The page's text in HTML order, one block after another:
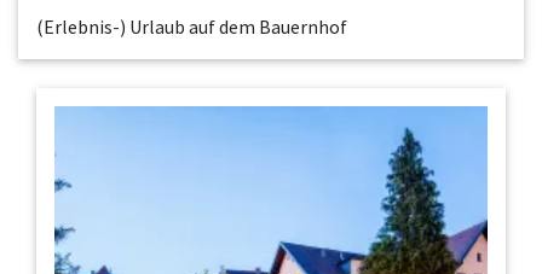
(Erlebnis-) Urlaub auf dem Bauernhof